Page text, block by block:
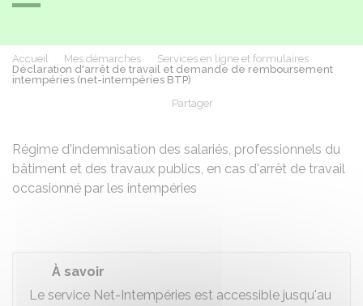
Accueil Mes démarches
Services en ligne et formulaires
Déclaration d'arrêt de travail et demande de remboursement
intempéries (net-intempéries BTP)
Partager
Régime d'indemnisation des salariés, professionnels du
bâtiment et des travaux publics, en cas d'arrêt de travail
occasionné par les intempéries
À savoir
Le service Net-Intempéries est accessible jusqu'au